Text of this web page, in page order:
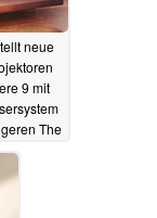
neue
9 mit
The
vor